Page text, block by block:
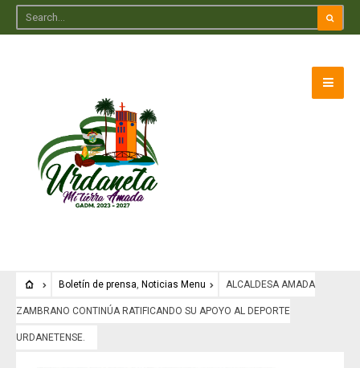
Boletín de prensa, Noticias Menu ALCALDESA AMADA
ZAMBRANO CONTINÚA RATIFICANDO SU APOYO AL DEPORTE
URDANETENSE.